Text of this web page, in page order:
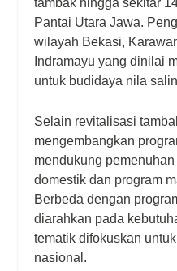
tambak hingga sekitar
Pantai Utara Jawa.
wilayah Bekasi,
Indramayu yang dinilai
untuk budidaya nila
Selain revitalisasi
mengembangkan
mendukung
domestik dan program
Berbeda dengan
diarahkan pada
tematik difokuskan
nasional.